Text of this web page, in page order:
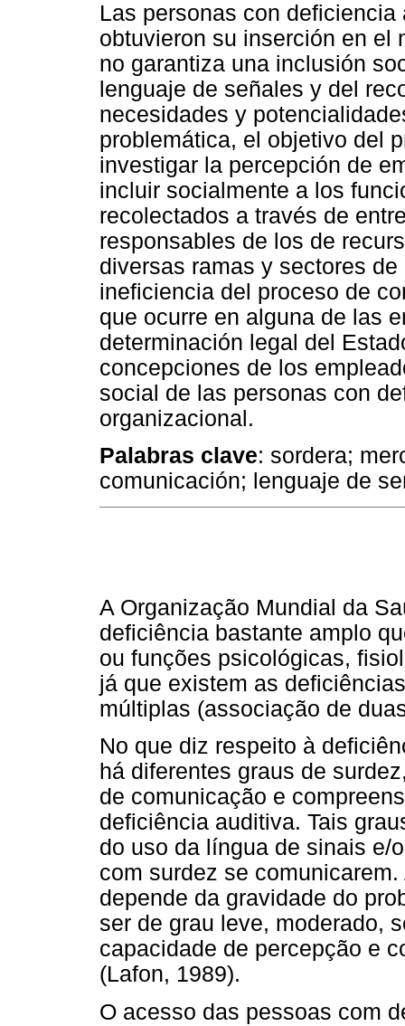
Las personas con
obtuvieron su inserción en el
no garantiza una inclusión
lenguaje de señales y del
necesidades y
problemática, el objetivo del
investigar la percepción de
incluir socialmente a los
recolectados a través de
responsables de los de
diversas ramas y sectores
ineficiencia del proceso de
que ocurre en alguna de las
determinación legal del
concepciones de los
social de las personas con
organizacional.
Palabras clave: sordera;
comunicación; lenguaje de
A Organização Mundial da
deficiência bastante amplo
ou funções psicológicas,
já que existem as
múltiplas (associação de
No que diz respeito à
há diferentes graus de
de comunicação e
deficiência auditiva. Tais
do uso da língua de sinais e/
com surdez se
depende da gravidade do
ser de grau leve, moderado,
capacidade de percepção e
(Lafon, 1989).
O acesso das pessoas com